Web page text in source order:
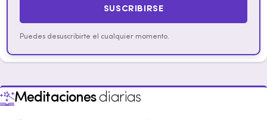
SUSCRIBIRSE
Puedes desuscribirte el cualquier momento.
Meditacionesdiarias